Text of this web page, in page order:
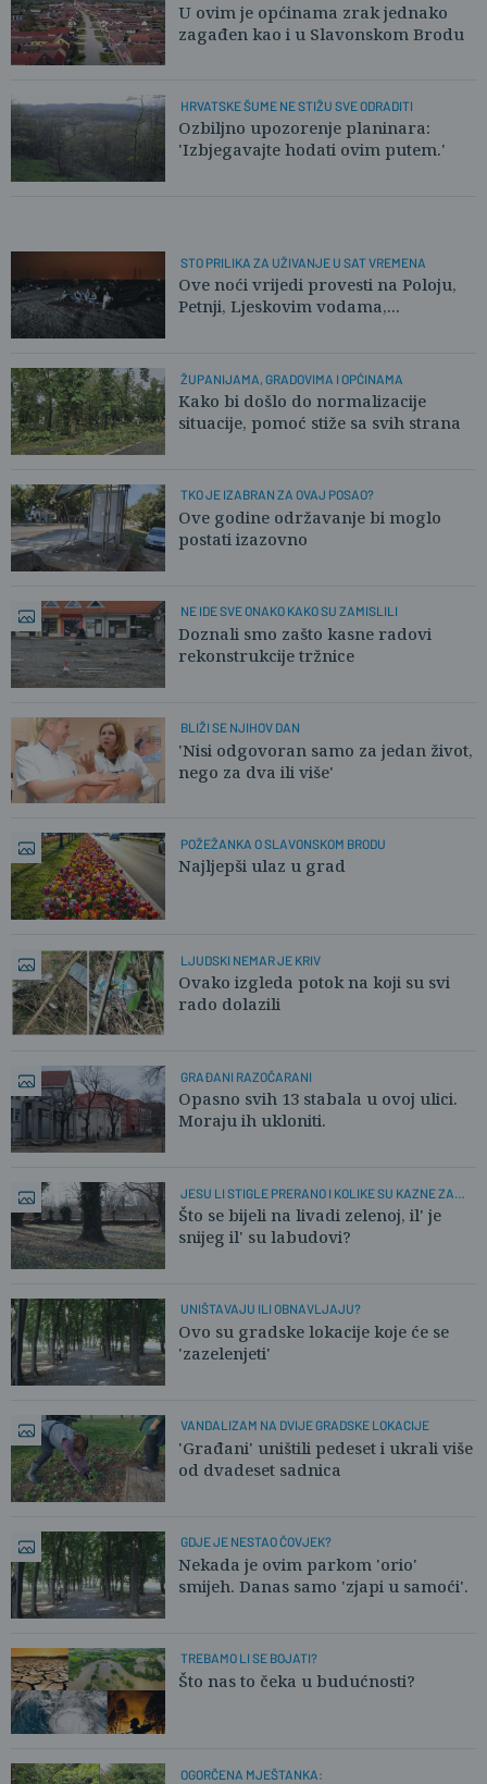
U ovim je općinama zrak jednako
zagađen kao i u Slavonskom Brodu
HRVATSKE ŠUME NE STIŽU SVE ODRADITI
Ozbiljno upozorenje planinara:
'Izbjegavajte hodati ovim putem.'
STO PRILIKA ZA UŽIVANJE U SAT VREMENA
Ove noći vrijedi provesti na Poloju,
Petnji, Ljeskovim vodama,...
ŽUPANIJAMA, GRADOVIMA I OPĆINAMA
Kako bi došlo do normalizacije
situacije, pomoć stiže sa svih strana
TKO JE IZABRAN ZA OVAJ POSAO?
Ove godine održavanje bi moglo
postati izazovno
NE IDE SVE ONAKO KAKO SU ZAMISLILI
Doznali smo zašto kasne radovi
rekonstrukcije tržnice
BLIŽI SE NJIHOV DAN
'Nisi odgovoran samo za jedan život,
nego za dva ili više'
POŽEŽANKA O SLAVONSKOM BRODU
Najljepši ulaz u grad
LJUDSKI NEMAR JE KRIV
Ovako izgleda potok na koji su svi
rado dolazili
GRAĐANI RAZOČARANI
Opasno svih 13 stabala u ovoj ulici.
Moraju ih ukloniti.
JESU LI STIGLE PRERANO I KOLIKE SU KAZNE ZA
BRANJE
Što se bijeli na livadi zelenoj, il' je
snijeg il' su labudovi?
UNIŠTAVAJU ILI OBNAVLJAJU?
Ovo su gradske lokacije koje će se
'zazelenjeti'
VANDALIZAM NA DVIJE GRADSKE LOKACIJE
'Građani' uništili pedeset i ukrali više
od dvadeset sadnica
GDJE JE NESTAO ČOVJEK?
Nekada je ovim parkom 'orio'
smijeh. Danas samo 'zjapi u samoći'.
TREBAMO LI SE BOJATI?
Što nas to čeka u budućnosti?
OGORČENA MJEŠTANKA: